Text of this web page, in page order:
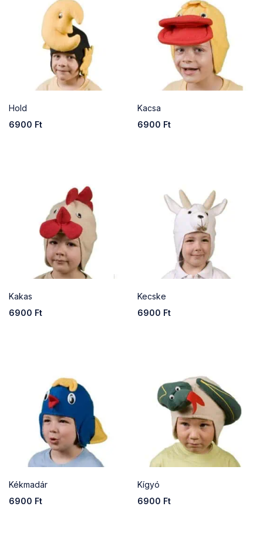
Hold
6900 Ft
Kacsa
6900 Ft
Kakas
6900 Ft
Kecske
6900 Ft
Kékmadár
6900 Ft
Kígyó
6900 Ft